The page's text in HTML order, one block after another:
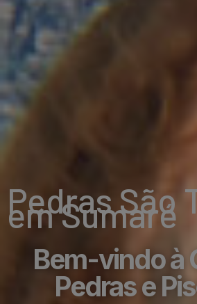
Pedras São
em Sumaré
Bem-vindo à
Pedras e